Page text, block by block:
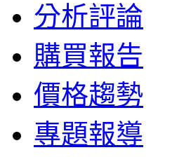
分析評論
購買報告
價格趨勢
專題報導